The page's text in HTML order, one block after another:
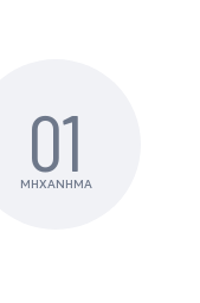
01
ΜΗΧΑΝΗΜΑ